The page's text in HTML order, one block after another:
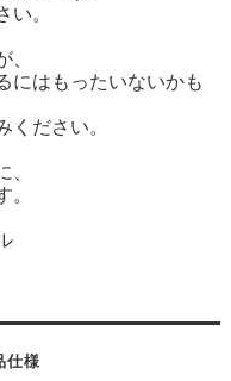
い。
、
にはもったいないかも
ください。
、
。
仕様